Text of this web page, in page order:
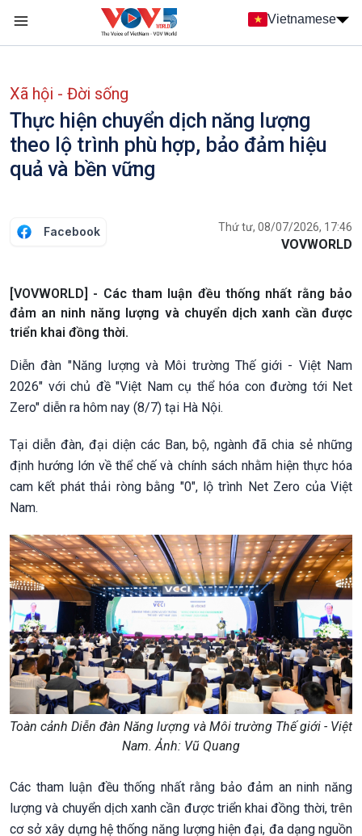
Nhảy đến nội dung
Vietnamese
Xã hội - Đời sống
Thực hiện chuyển dịch năng lượng
theo lộ trình phù hợp, bảo đảm hiệu
quả và bền vững
Facebook Thứ tư, 08/07/2026, 17:46
VOVWORLD
[VOVWORLD] - Các tham luận đều thống nhất rằng bảo
đảm an ninh năng lượng và chuyển dịch xanh cần được
triển khai đồng thời.
Diễn đàn "Năng lượng và Môi trường Thế giới - Việt Nam
2026" với chủ đề "Việt Nam cụ thể hóa con đường tới Net
Zero" diễn ra hôm nay (8/7) tại Hà Nội.
Tại diễn đàn, đại diện các Ban, bộ, ngành đã chia sẻ những
định hướng lớn về thể chế và chính sách nhằm hiện thực hóa
cam kết phát thải ròng bằng "0", lộ trình Net Zero của Việt
Nam.
Toàn cảnh Diễn đàn Năng lượng và Môi trường Thế giới - Việt
Nam. Ảnh: Vũ Quang
Các tham luận đều thống nhất rằng bảo đảm an ninh năng
lượng và chuyển dịch xanh cần được triển khai đồng thời, trên
cơ sở xây dựng hệ thống năng lượng hiện đại, đa dạng nguồn